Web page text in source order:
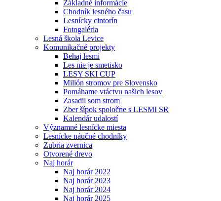
Základné informácie
Chodník lesného času
Lesnícky cintorín
Fotogaléria
Lesná škola Levice
Komunikačné projekty
Behaj lesmi
Les nie je smetisko
LESY SKI CUP
Milión stromov pre Slovensko
Pomáhame vtáctvu našich lesov
Zasadil som strom
Zber šípok spoločne s LESMI SR
Kalendár udalostí
Významné lesnícke miesta
Lesnícke náučné chodníky
Zubria zvernica
Otvorené drevo
Naj horár
Naj horár 2022
Naj horár 2023
Naj horár 2024
Naj horár 2025